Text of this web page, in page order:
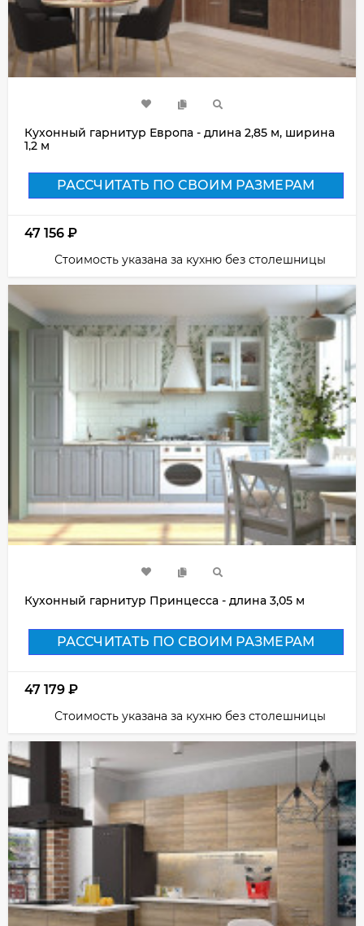
Кухонный гарнитур Европа - длина 2,85 м, ширина
1,2 м
РАССЧИТАТЬ ПО СВОИМ РАЗМЕРАМ
47 156 ₽
Стоимость указана за кухню без столешницы
Кухонный гарнитур Принцесса - длина 3,05 м
РАССЧИТАТЬ ПО СВОИМ РАЗМЕРАМ
47 179 ₽
Стоимость указана за кухню без столешницы